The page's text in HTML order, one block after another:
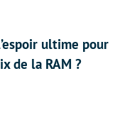
ultime pour
de la RAM ?